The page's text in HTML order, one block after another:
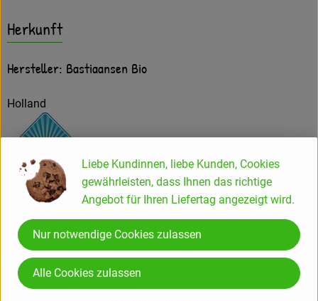
Herkunft
Hersteller: Bastiaansen Bio
Holland
Vandersterre Holland B.V.
NL 2411 NT Bodegraven
Bastiaansen ist einer der Bio-Pioniere Hollands mit fast 30-
jähriger Erfahrung in der Entwicklung und Herstellung
biologischer Käse-Spezialitäten. Ehrlichkeit, Qualität und
Liebe Kundinnen, liebe Kunden, Cookies
gewährleisten, dass Ihnen das richtige
Angebot für Ihren Liefertag angezeigt wird.
Nur notwendige Cookies zulassen
Alle Cookies zulassen